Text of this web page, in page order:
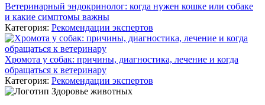
Ветеринарный эндокринолог: когда нужен кошке или собаке
и какие симптомы важны
Категория: Рекомендации экспертов
Хромота у собак: причины, диагностика, лечение и когда
обращаться к ветеринару
Категория: Рекомендации экспертов